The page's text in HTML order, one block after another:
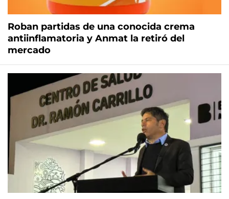
Roban partidas de una conocida crema
antiinflamatoria y Anmat la retiró del
mercado